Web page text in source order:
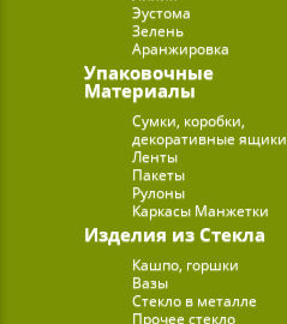
Эустома
Зелень
Аранжировка
Упаковочные
Материалы
Сумки, коробки,
декоративные ящики
Ленты
Пакеты
Рулоны
Каркасы Манжетки
Изделия из Стекла
Кашпо, горшки
Вазы
Стекло в металле
Прочее стекло